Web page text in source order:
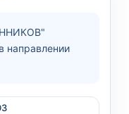
направлении